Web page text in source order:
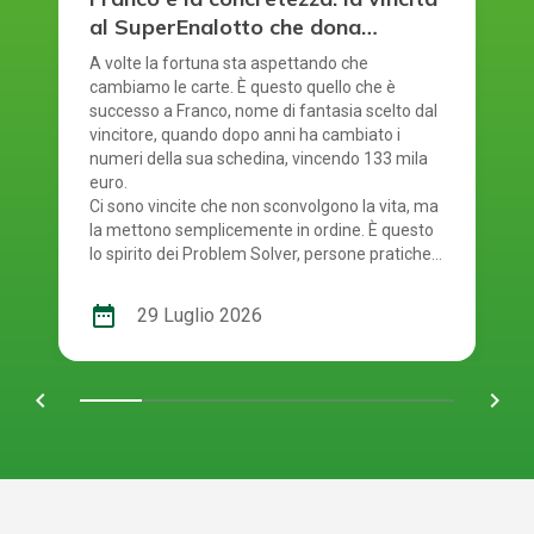
al SuperEnalotto che dona
sicurezza
A volte la fortuna sta aspettando che
cambiamo le carte. È questo quello che è
successo a Franco, nome di fantasia scelto dal
vincitore, quando dopo anni ha cambiato i
numeri della sua schedina, vincendo 133 mila
euro.
Ci sono vincite che non sconvolgono la vita, ma
la mettono semplicemente in ordine. È questo
lo spirito dei Problem Solver, persone pratiche,
colpo di scena, ma un aiuto per rimettere tutto
al posto giusto. È il caso di Franco, un
mila euro. Una sorpresa inaspettata che ha
date_range 29 Luglio 2026
chevron_left navigate_next